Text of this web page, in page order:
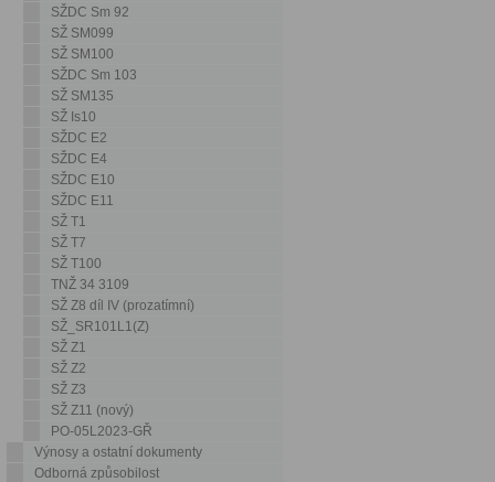
SŽDC Sm 92
SŽ SM099
SŽ SM100
SŽDC Sm 103
SŽ SM135
SŽ Is10
SŽDC E2
SŽDC E4
SŽDC E10
SŽDC E11
SŽ T1
SŽ T7
SŽ T100
TNŽ 34 3109
SŽ Z8 díl IV (prozatímní)
SŽ_SR101L1(Z)
SŽ Z1
SŽ Z2
SŽ Z3
SŽ Z11 (nový)
PO-05L2023-GŘ
Výnosy a ostatní dokumenty
Odborná způsobilost